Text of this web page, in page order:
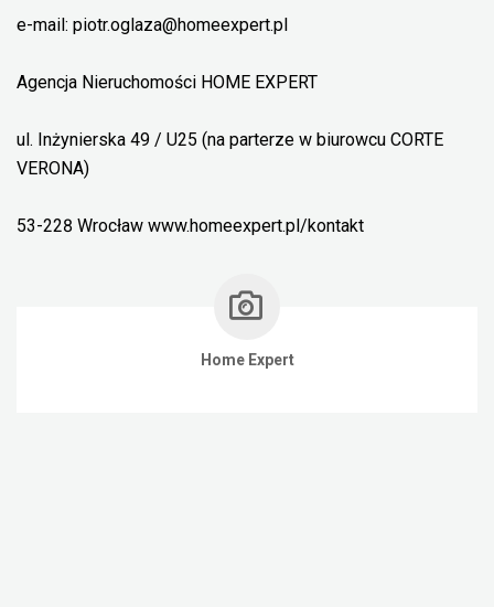
e-mail: piotr.oglaza@homeexpert.pl
Agencja Nieruchomości HOME EXPERT
ul. Inżynierska 49 / U25 (na parterze w biurowcu CORTE
VERONA)
53-228 Wrocław www.homeexpert.pl/kontakt
Home Expert